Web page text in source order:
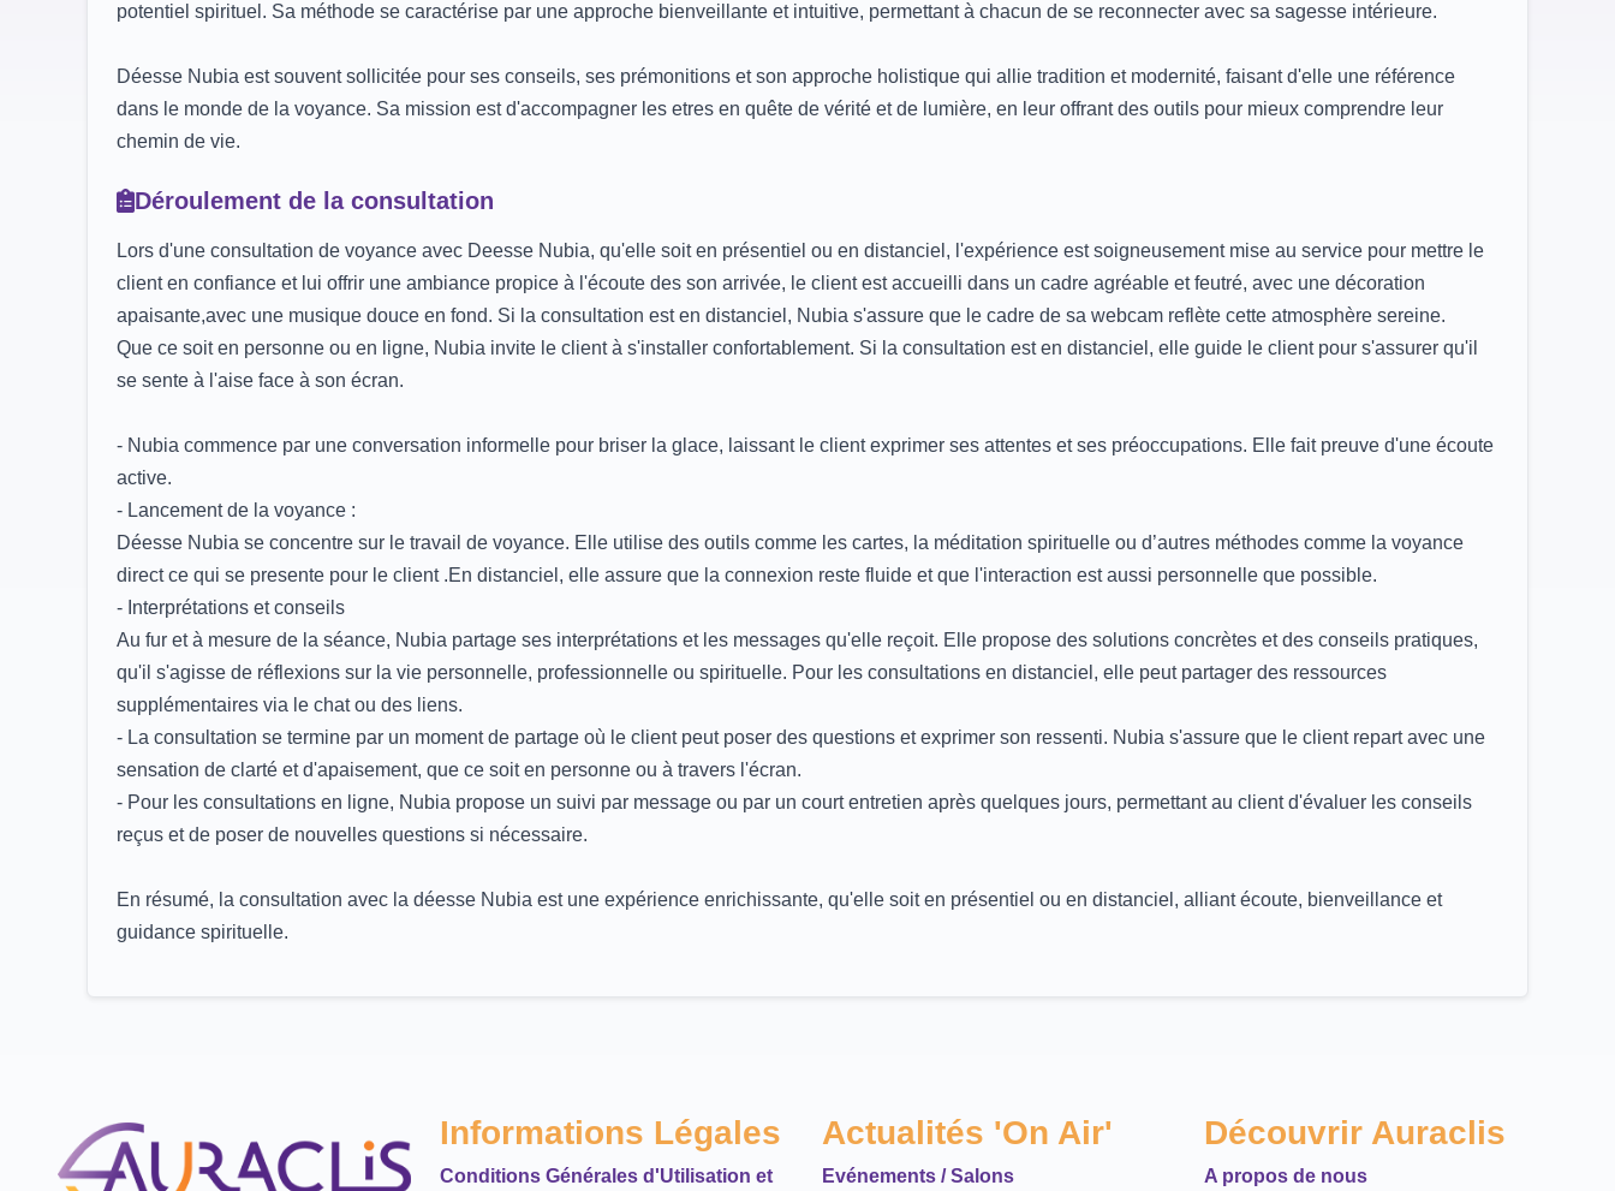
potentiel spirituel. Sa méthode se caractérise par une approche bienveillante et intuitive, permettant à chacun de se reconnecter avec sa sagesse intérieure.
Déesse Nubia est souvent sollicitée pour ses conseils, ses prémonitions et son approche holistique qui allie tradition et modernité, faisant d'elle une référence
dans le monde de la voyance. Sa mission est d'accompagner les etres en quête de vérité et de lumière, en leur offrant des outils pour mieux comprendre leur
chemin de vie.
Déroulement de la consultation
Lors d'une consultation de voyance avec Deesse Nubia, qu'elle soit en présentiel ou en distanciel, l'expérience est soigneusement mise au service pour mettre le
client en confiance et lui offrir une ambiance propice à l'écoute des son arrivée, le client est accueilli dans un cadre agréable et feutré, avec une décoration
apaisante,avec une musique douce en fond. Si la consultation est en distanciel, Nubia s'assure que le cadre de sa webcam reflète cette atmosphère sereine.
Que ce soit en personne ou en ligne, Nubia invite le client à s'installer confortablement. Si la consultation est en distanciel, elle guide le client pour s'assurer qu'il
se sente à l'aise face à son écran.
- Nubia commence par une conversation informelle pour briser la glace, laissant le client exprimer ses attentes et ses préoccupations. Elle fait preuve d'une écoute
active.
- Lancement de la voyance :
Déesse Nubia se concentre sur le travail de voyance. Elle utilise des outils comme les cartes, la méditation spirituelle ou d’autres méthodes comme la voyance
direct ce qui se presente pour le client .En distanciel, elle assure que la connexion reste fluide et que l'interaction est aussi personnelle que possible.
- Interprétations et conseils
Au fur et à mesure de la séance, Nubia partage ses interprétations et les messages qu'elle reçoit. Elle propose des solutions concrètes et des conseils pratiques,
qu'il s'agisse de réflexions sur la vie personnelle, professionnelle ou spirituelle. Pour les consultations en distanciel, elle peut partager des ressources
supplémentaires via le chat ou des liens.
- La consultation se termine par un moment de partage où le client peut poser des questions et exprimer son ressenti. Nubia s'assure que le client repart avec une
sensation de clarté et d'apaisement, que ce soit en personne ou à travers l'écran.
- Pour les consultations en ligne, Nubia propose un suivi par message ou par un court entretien après quelques jours, permettant au client d'évaluer les conseils
reçus et de poser de nouvelles questions si nécessaire.
En résumé, la consultation avec la déesse Nubia est une expérience enrichissante, qu'elle soit en présentiel ou en distanciel, alliant écoute, bienveillance et
guidance spirituelle.
Informations Légales
Conditions Générales d'Utilisation et
Actualités 'On Air'
Evénements / Salons
Découvrir Auraclis
A propos de nous